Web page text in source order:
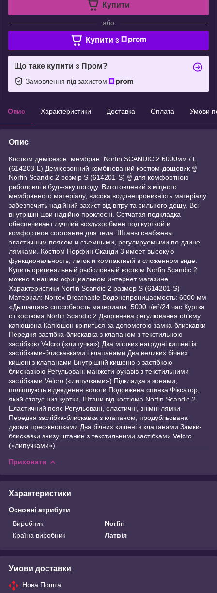
Купити
або
Купити з
Що таке купити з Пром?
Замовлення під захистом
Опис Характеристики Доставка Оплата Умови
Опис
Костюм демісезон. мембран. Norfin SCANDIC 2 6000мм / L
(614203-L) Демісезонний комбінований костюм-дощовик ☝
Norfin Scandic 2 розмір S (614201-S) ☝ для комфортною
риболовлі в будь-яку погоду. Виготовлений з міцного
мембранного матеріалу, висока водонепроникність матеріалу
забезпечить надійний захист від вітру та сильного дощу. Всі
внутрішні шви надійно проклеєні. Сетчатая подкладка
обеспечивает лучший воздухообмен под курткой и
комфортное состояние для тела. Штаны снабжены
эластичным поясом и съемными, регулируемыми по длине,
лямками. Костюм Норфин Сканди 3 имеет высокую
функциональность, легок и компактный в сложенном виде.
Купить оригинальный рыболовный костюм Norfin Scandic 2
можно в нашем официальном интернет магазине.
Характеристики Norfin Scandic 2 размер S (614201-S)
Материал: Nortex Breathable Водонепроницаемость: 6000 мм
«Дышащая» способность материала: 5000 г/м²/24 час Куртка
от костюма Norfin Scandic 2 Дворівнева регулювання об'єму
капюшона Капюшон кріпиться за допомогою замка-блискавки
Передня застібка-блискавка з клапаном з текстильною
застібкою Velcro («липучка») Два містких нагрудні кишені із
застібками-блискавками і клапанами Два великих бічних
кишені з клапанами Внутрішній кишеню з застібкою-
блискавкою Регульовані манжети рукавів з текстильними
застібками Velcro («липучками») Підкладка з зонами,
поліпшують відведення вологи Подовжена спинка Фіксатор,
який стягує низ куртки, Штани від костюма Norfin Scandic 2
Еластичний пояс Регульовані, еластичні, знімні лямки
Передня застібка-блискавка з клапаном, продубльована
двома прес-кнопками Два бічних кишені з клапанами Замки-
блискавки знизу штанин з текстильними застібками Velcro
(«липучками»)
Приховати
Характеристики
Основні атрибути
Виробник
Norfin
Країна виробник
Латвія
Умови доставки
Нова Пошта